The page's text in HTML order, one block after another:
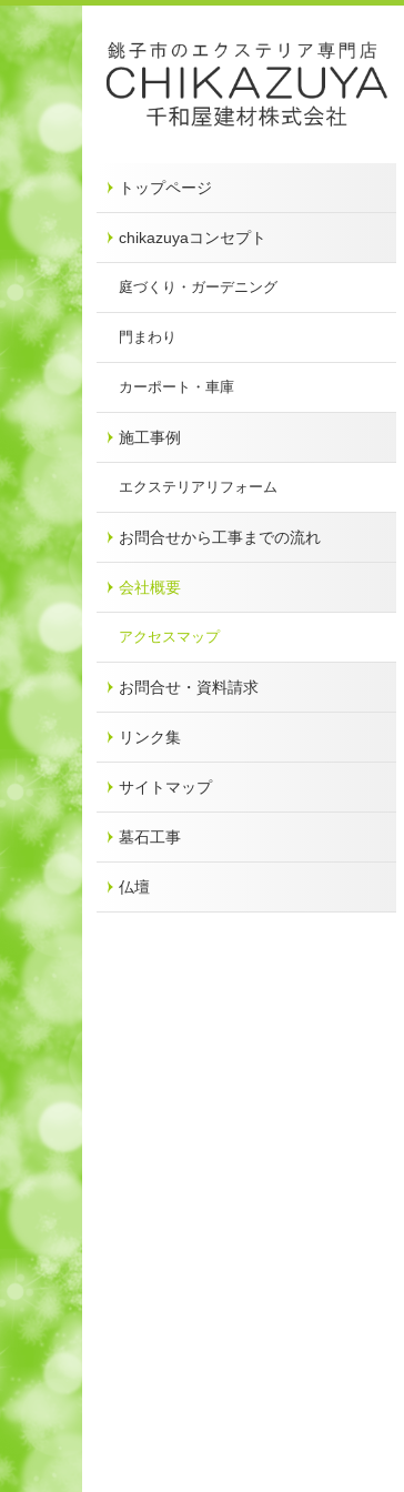
トップページ
chikazuyaコンセプト
庭づくり・ガーデニング
門まわり
カーポート・車庫
施工事例
エクステリアリフォーム
お問合せから工事までの流れ
会社概要
アクセスマップ
お問合せ・資料請求
リンク集
サイトマップ
墓石工事
仏壇